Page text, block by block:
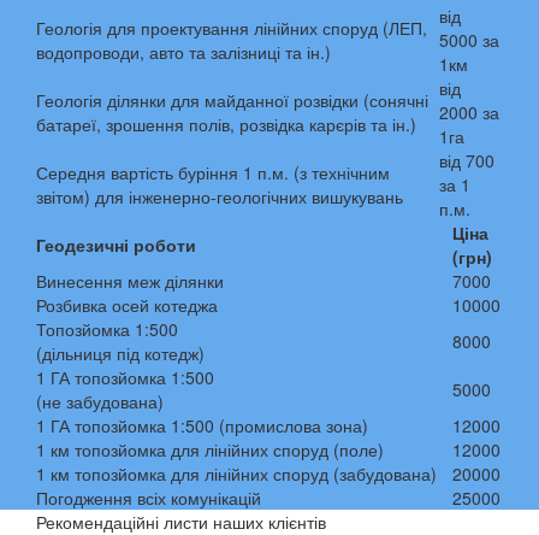
Геологія для проектування лінійних споруд (ЛЕП,
водопроводи, авто та залізниці та ін.)
від
5000 за
1км
Геологія ділянки для майданної розвідки (сонячні
батареї, зрошення полів, розвідка карєрів та ін.)
від
2000 за
1га
Середня вартість буріння 1 п.м. (з технічним
звітом) для інженерно-геологічних вишукувань
від 700
за 1
п.м.
Геодезичні роботи
Ціна
(грн)
Винесення меж ділянки
7000
Розбивка осей котеджа
10000
Топозйомка 1:500
(дільниця під котедж)
8000
1 ГА топозйомка 1:500
(не забудована)
5000
1 ГА топозйомка 1:500 (промислова зона)
12000
1 км топозйомка для лінійних споруд (поле)
12000
1 км топозйомка для лінійних споруд (забудована)
20000
Погодження всіх комунікацій
25000
Рекомендаційні листи наших клієнтів